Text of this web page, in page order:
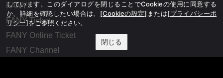
FANY
FANY Ticket
FANY Online Ticket
FANY Channel
しています。このダイアログを閉じることでCookieの使用に同意する
か、詳細を確認したい場合は、 [Cookieの設定] または[プライバシーポ
リシー]をご参照ください。
閉じる